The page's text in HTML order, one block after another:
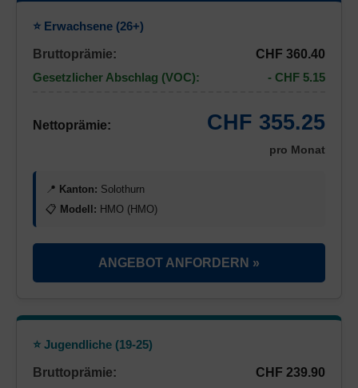
⭐ Erwachsene (26+)
Bruttoprämie:
CHF 360.40
Gesetzlicher Abschlag (VOC):
- CHF 5.15
Nettoprämie: CHF 355.25
pro Monat
📍 Kanton: Solothurn
📋 Modell: HMO (HMO)
ANGEBOT ANFORDERN »
⭐ Jugendliche (19-25)
Bruttoprämie:
CHF 239.90